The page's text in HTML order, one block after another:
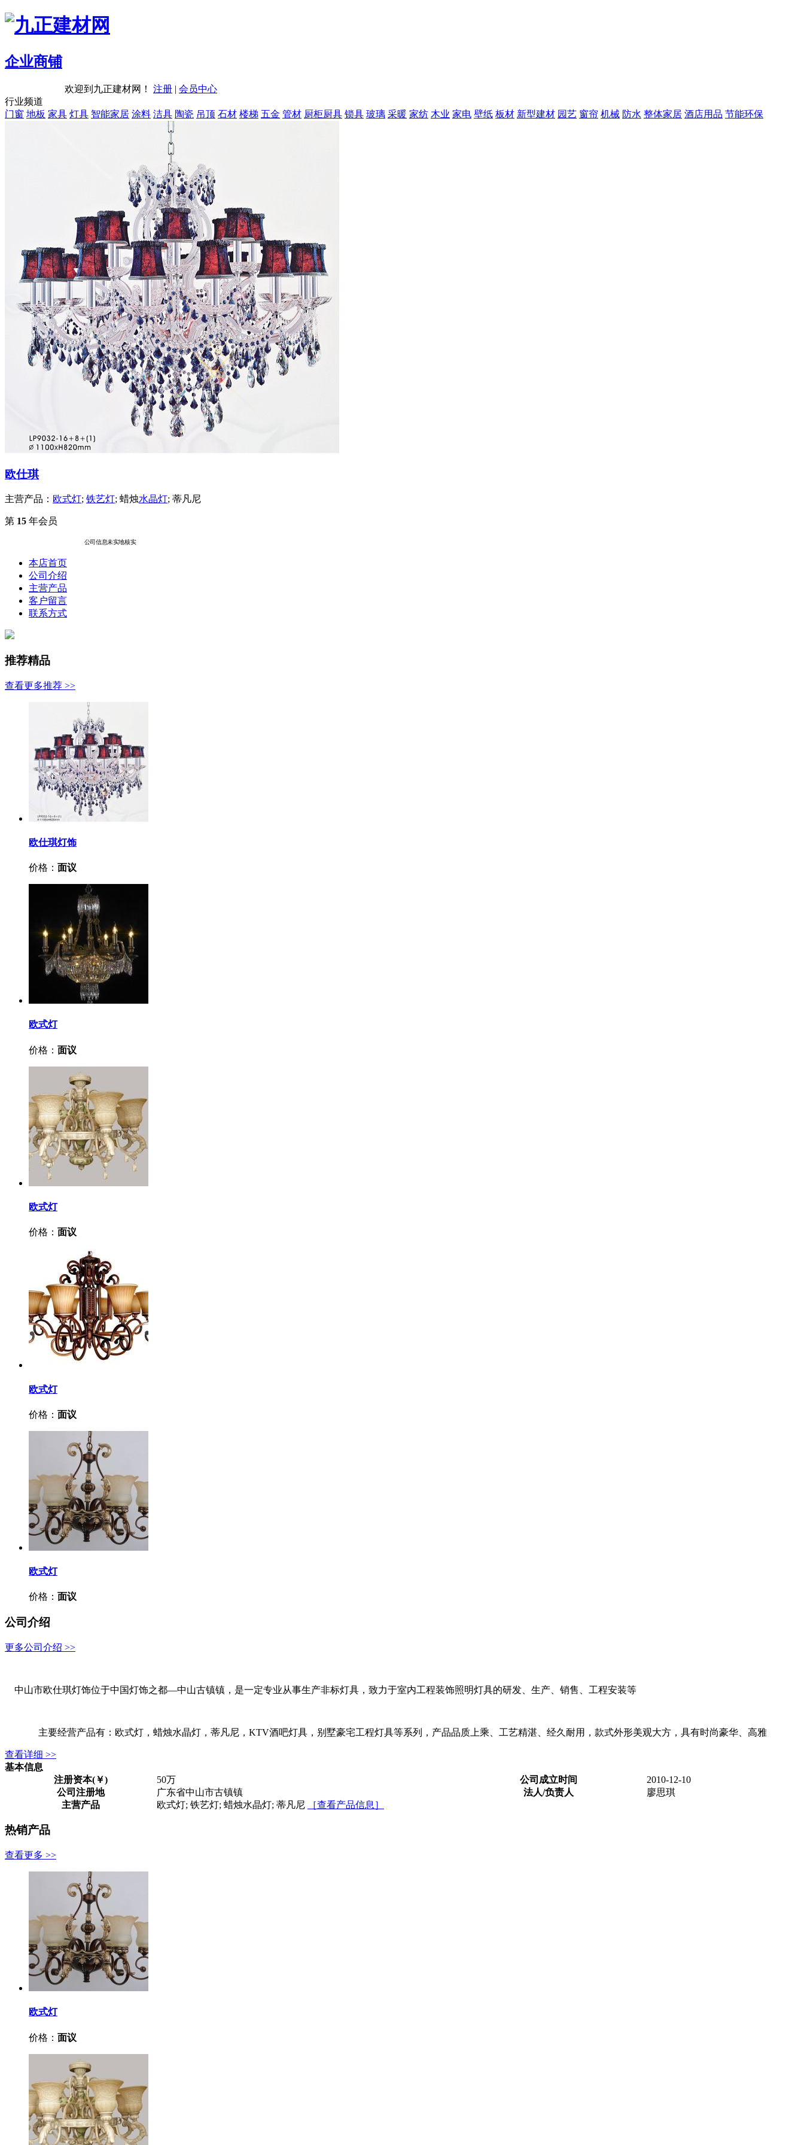
企业商铺
欢迎到九正建材网！ 注册 | 会员中心
行业频道
门窗 地板 家具 灯具 智能家居 涂料 洁具 陶瓷 吊顶 石材 楼梯 五金 管材 厨柜厨具 锁具 玻璃 采暖 家纺 木业 家电 壁纸 板材 新型建材 园艺 窗帘 机械 防水 整体家居 酒店用品 节能环保
欧仕琪
主营产品： 欧式灯; 铁艺灯; 蜡烛水晶灯; 蒂凡尼
第 15 年会员
公司信息未实地核实
本店首页
公司介绍
主营产品
客户留言
联系方式
推荐精品
查看更多推荐 >>
欧仕琪灯饰
价格： 面议
欧式灯
价格： 面议
欧式灯
价格： 面议
欧式灯
价格： 面议
欧式灯
价格： 面议
公司介绍
更多公司介绍 >>
中山市欧仕琪灯饰位于中国灯饰之都—中山古镇镇，是一定专业从事生产非标灯具，致力于室内工程装饰照明灯具的研发、生产、销售、工程安装等
主要经营产品有：欧式灯，蜡烛水晶灯，蒂凡尼，KTV酒吧灯具，别墅豪宅工程灯具等系列，产品品质上乘、工艺精湛、经久耐用，款式外形美观大方，具有时尚豪华、高雅
查看详细 >>
基本信息
注册资本(￥)
50万 公司成立时间
2010-12-10
公司注册地
广东省中山市古镇镇 法人/负责人
廖思琪
主营产品
欧式灯; 铁艺灯; 蜡烛水晶灯; 蒂凡尼 ［查看产品信息］
热销产品
查看更多 >>
欧式灯
价格： 面议